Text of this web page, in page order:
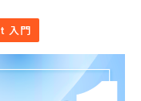
入門